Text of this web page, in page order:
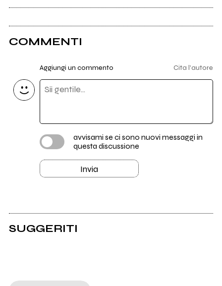
COMMENTI
Aggiungi un commento Cita l'autore
avvisami se ci sono nuovi messaggi in
questa discussione
Invia
SUGGERITI